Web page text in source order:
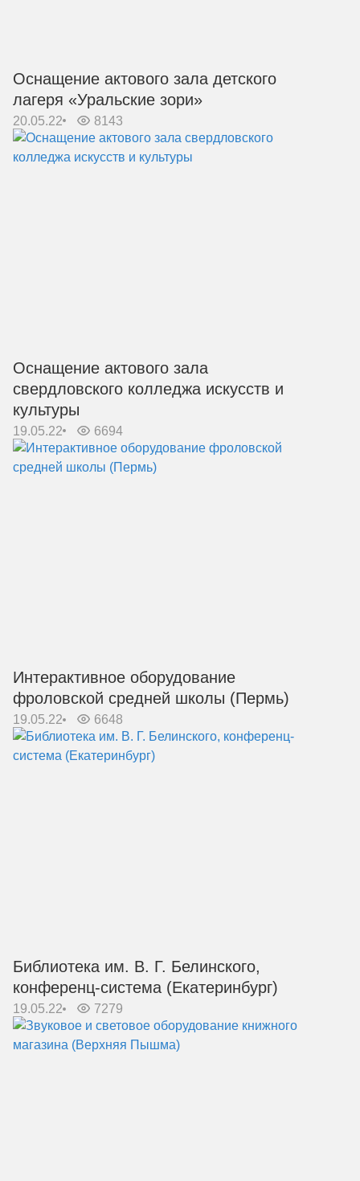
Оснащение актового зала детского
лагеря «Уральские зори»
20.05.22 8143
Оснащение актового зала
свердловского колледжа искусств и
культуры
19.05.22 6694
Интерактивное оборудование
фроловской средней школы (Пермь)
19.05.22 6648
Библиотека им. В. Г. Белинского,
конференц-система (Екатеринбург)
19.05.22 7279